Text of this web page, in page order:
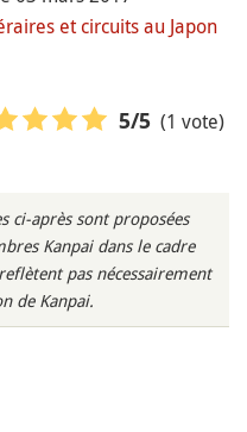
et circuits au Japon
5/5 (1 vote)
ci-après sont proposées
Kanpai dans le cadre
pas nécessairement
de Kanpai.